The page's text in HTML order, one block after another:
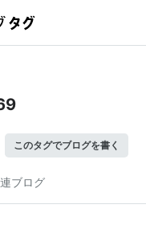
このタグでブログを書く
ブログ